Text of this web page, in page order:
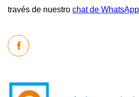
través de nuestro chat de WhatsApp